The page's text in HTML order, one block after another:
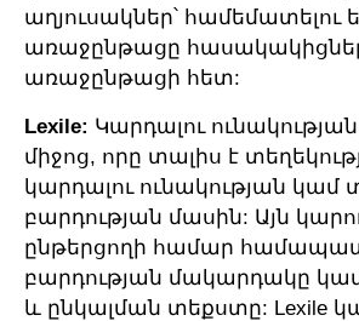
աղյուսակներ՝ համեմատելու
առաջընթացը
առաջընթացի հետ:
Lexile: Կարդալու
միջոց, որը տալիս է
կարդալու ունակության կամ
բարդության մասին: Այն
ընթերցողի համար
բարդության մակարդակը
և ընկալման տեքստը: Lexile